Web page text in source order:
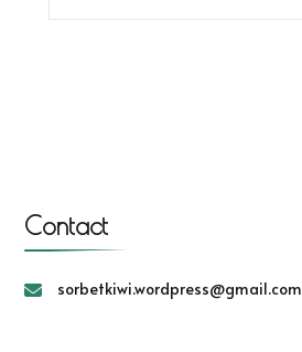
Contact
sorbetkiwi.wordpress@gmail.com